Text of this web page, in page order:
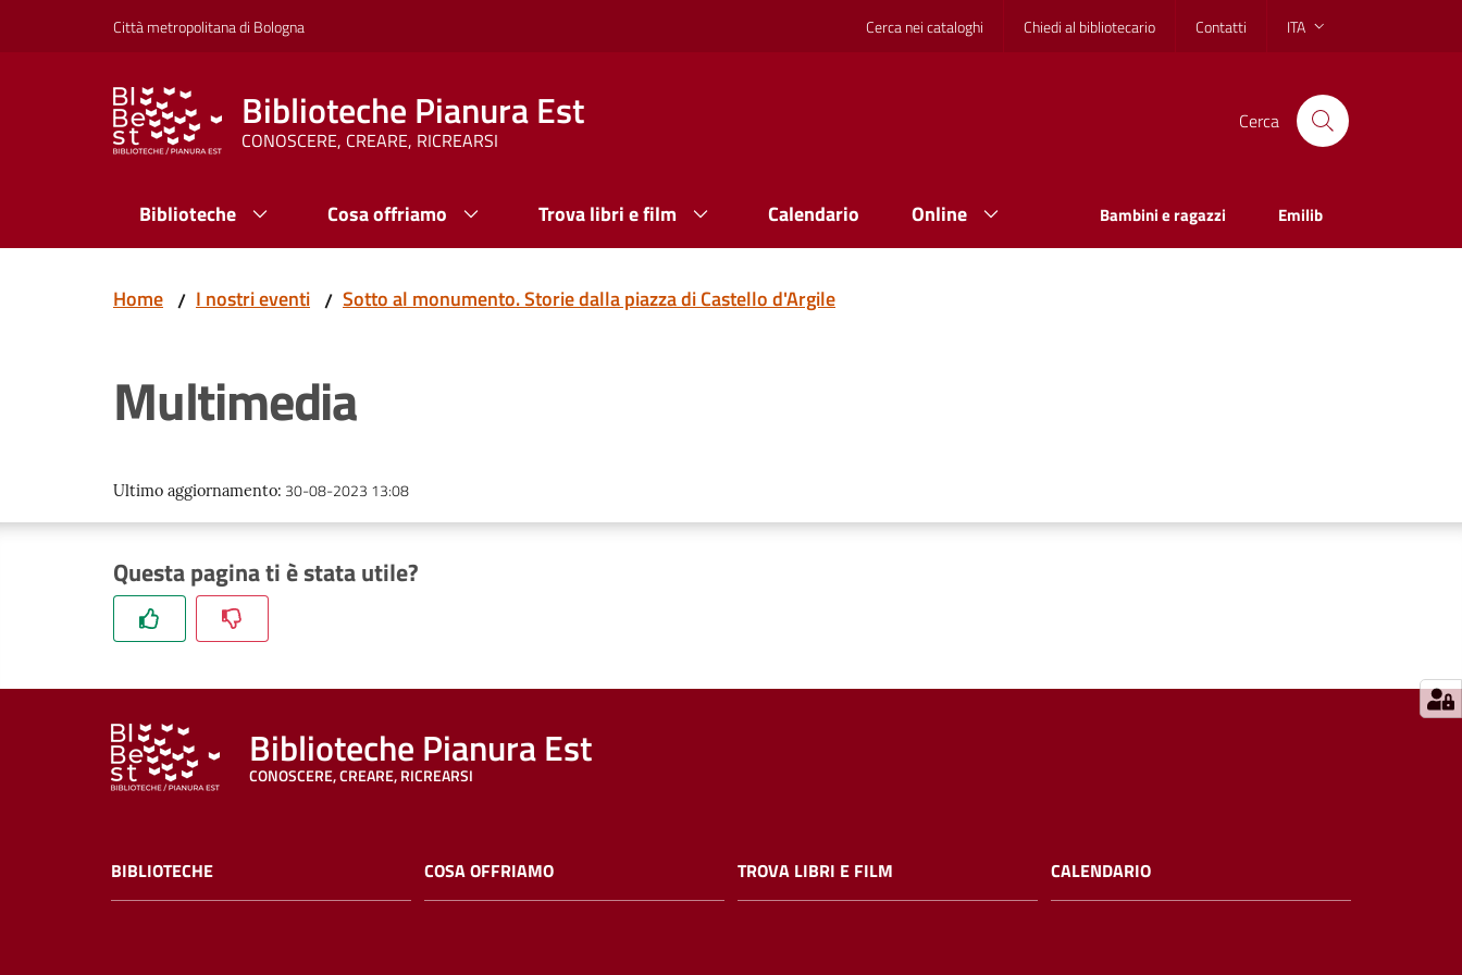
Vai al contenuto
Vai alla navigazioneCittà metropolitana di Bologna Cerca nei cataloghi Chiedi al bibliotecario Contatti ITA
Biblioteche Pianura Est
CONOSCERE, CREARE, RICREARSI
Cerca
Biblioteche Cosa offriamo Trova libri e film Calendario Online Bambini e ragazzi Emilib
Home / I nostri eventi / Sotto al monumento. Storie dalla piazza di Castello d'Argile
Multimedia
Ultimo aggiornamento: 30-08-2023 13:08
Questa pagina ti è stata utile?
Biblioteche Pianura Est
CONOSCERE, CREARE, RICREARSI
BIBLIOTECHE COSA OFFRIAMO TROVA LIBRI E FILM CALENDARIO